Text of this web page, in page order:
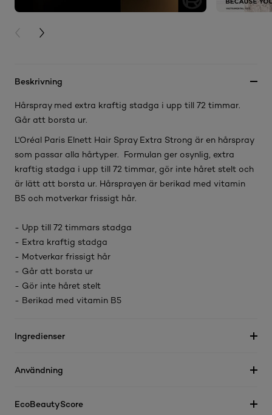
PREVIOUS CARD
NEXT CARD
Beskrivning
Hårspray med extra kraftig stadga i upp till 72 timmar.
Går att borsta ur.
L'Oréal Paris Elnett Hair Spray Extra Strong är en hårspray
som passar alla hårtyper. Formulan ger osynlig, extra
kraftig stadga i upp till 72 timmar, gör inte håret stelt och
är lätt att borsta ur. Hårsprayen är berikad med vitamin
B5 och motverkar frissigt hår.
- Upp till 72 timmars stadga
- Extra kraftig stadga
- Motverkar frissigt hår
- Går att borsta ur
- Gör inte håret stelt
- Berikad med vitamin B5
Ingredienser
Användning
EcoBeautyScore